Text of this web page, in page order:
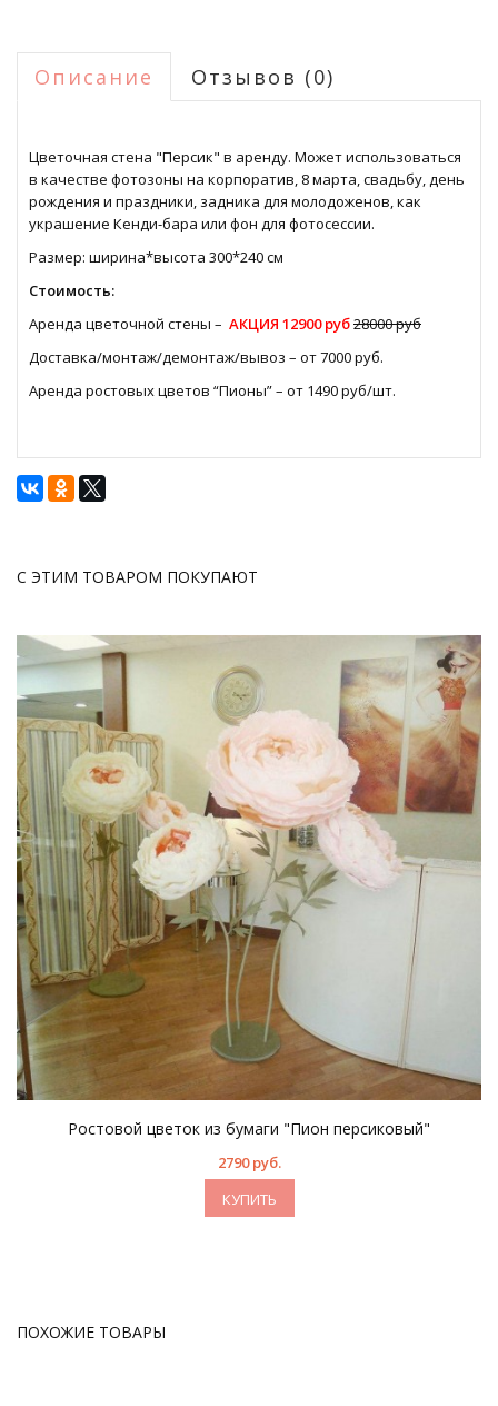
Описание Отзывов (0)
Цветочная стена "Персик" в аренду. Может использоваться
в качестве фотозоны на корпоратив, 8 марта, свадьбу, день
рождения и праздники, задника для молодоженов, как
украшение Кенди-бара или фон для фотосессии.
Размер: ширина*высота 300*240 см
Стоимость:
Аренда цветочной стены – АКЦИЯ 12900 руб28000 руб
Доставка/монтаж/демонтаж/вывоз – от 7000 руб.
Аренда ростовых цветов “Пионы” – от 1490 руб/шт.
С ЭТИМ ТОВАРОМ ПОКУПАЮТ
Ростовой цветок из бумаги "Пион персиковый"
2790 руб.
КУПИТЬ
ПОХОЖИЕ ТОВАРЫ